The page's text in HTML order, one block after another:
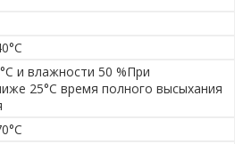
и влажности 50 %При
25°С время полного высыхания